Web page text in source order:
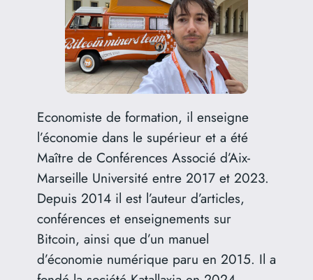
Economiste de formation, il enseigne
l’économie dans le supérieur et a été
Maître de Conférences Associé d’Aix-
Marseille Université entre 2017 et 2023.
Depuis 2014 il est l’auteur d’articles,
conférences et enseignements sur
Bitcoin, ainsi que d’un manuel
d’économie numérique paru en 2015. Il a